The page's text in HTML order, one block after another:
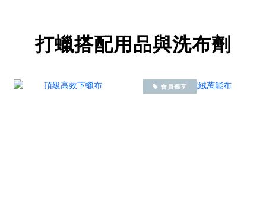
打蠟搭配用品與洗布劑
會員獨享